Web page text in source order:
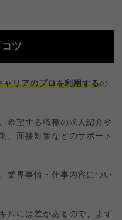
ツ
ャリアのプロを利用するの
希望する職種の求人紹介や
、面接対策などのサポート
業界事情・仕事内容につい
ルには差があるので、まず